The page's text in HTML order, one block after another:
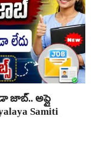
జాబ్.. అప్లై
Samiti